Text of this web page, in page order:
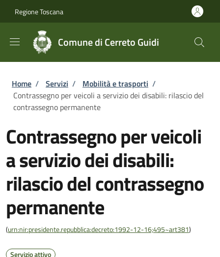
Regione Toscana
Comune di Cerreto Guidi
Briciole di pane
Home / Servizi / Mobilità e trasporti /
Contrassegno per veicoli a servizio dei disabili: rilascio del
contrassegno permanente
Contrassegno per veicoli
a servizio dei disabili:
rilascio del contrassegno
permanente
(urn:nir:presidente.repubblica:decreto:1992-12-16;495~art381)
Servizio attivo